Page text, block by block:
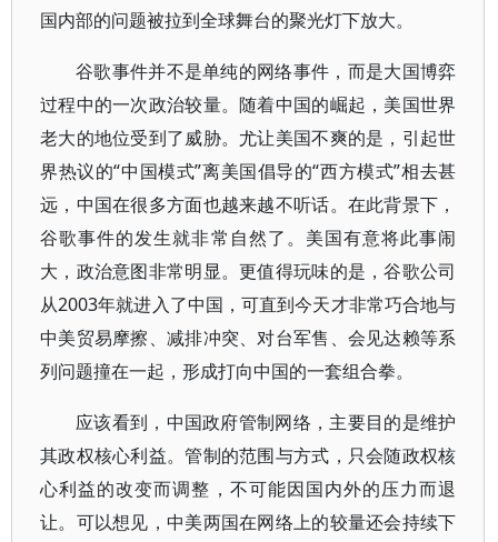
国内部的问题被拉到全球舞台的聚光灯下放大。
谷歌事件并不是单纯的网络事件，而是大国博弈
过程中的一次政治较量。随着中国的崛起，美国世界
老大的地位受到了威胁。尤让美国不爽的是，引起世
界热议的“中国模式”离美国倡导的“西方模式”相去甚
远，中国在很多方面也越来越不听话。在此背景下，
谷歌事件的发生就非常自然了。美国有意将此事闹
大，政治意图非常明显。更值得玩味的是，谷歌公司
从2003年就进入了中国，可直到今天才非常巧合地与
中美贸易摩擦、减排冲突、对台军售、会见达赖等系
列问题撞在一起，形成打向中国的一套组合拳。
应该看到，中国政府管制网络，主要目的是维护
其政权核心利益。管制的范围与方式，只会随政权核
心利益的改变而调整，不可能因国内外的压力而退
让。可以想见，中美两国在网络上的较量还会持续下